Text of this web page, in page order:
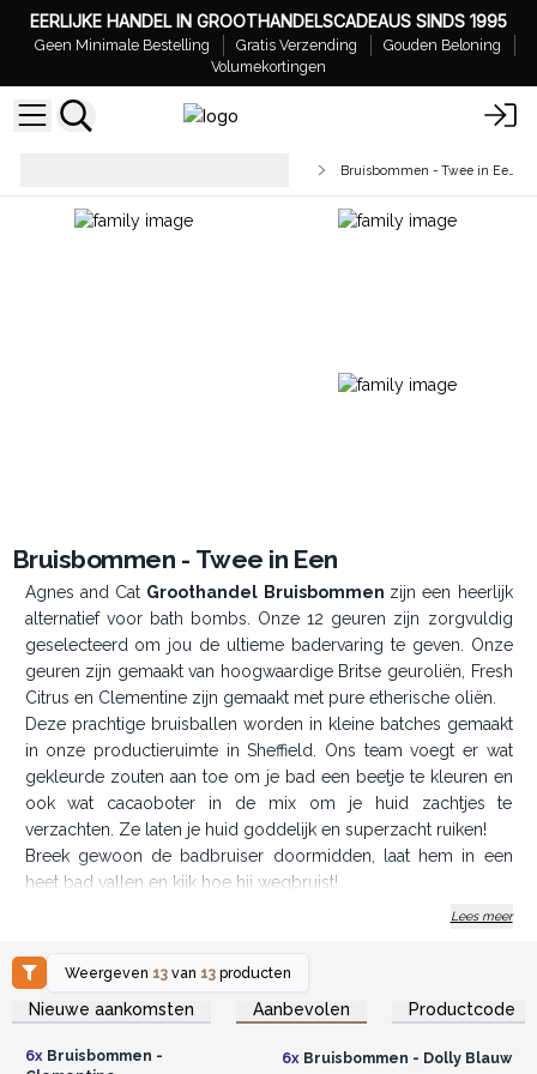
EERLIJKE HANDEL IN GROOTHANDELSCADEAUS SINDS 1995
Geen Minimale Bestelling Gratis Verzending
Gouden Beloning
Volumekortingen
Bruisbommen - Twee in Een
Agnes and Cat Groothandel Bruisbommen zijn een heerlijk
alternatief voor bath bombs. Onze 12 geuren zijn zorgvuldig
geselecteerd om jou de ultieme badervaring te geven. Onze
geuren zijn gemaakt van hoogwaardige Britse geuroliën, Fresh
Citrus en Clementine zijn gemaakt met pure etherische oliën.
Deze prachtige bruisballen worden in kleine batches gemaakt
in onze productieruimte in Sheffield. Ons team voegt er wat
gekleurde zouten aan toe om je bad een beetje te kleuren en
ook wat cacaoboter in de mix om je huid zachtjes te
verzachten. Ze laten je huid goddelijk en superzacht ruiken!
Breek gewoon de badbruiser doormidden, laat hem in een
heet bad vallen en kijk hoe hij wegbruist!
Gebruik de fizzer in zijn geheel voor een nog meer
wegbruisen! Agnes en Cat bath fizzers zijn allemaal
veganistisch vriendelijk.
Houd er rekening mee dat het gewicht en de
product handgemaakt is.
Lees meer
Weergeven 13 van 13 producten
Nieuwe aankomsten Aanbevolen Productcode
Log in of registreer u voor
groothandelsprijzen.
6xBruisbommen -
Log in of registreer u voor
groothandelsprijzen.
6xBruisbommen - Dolly Blauw